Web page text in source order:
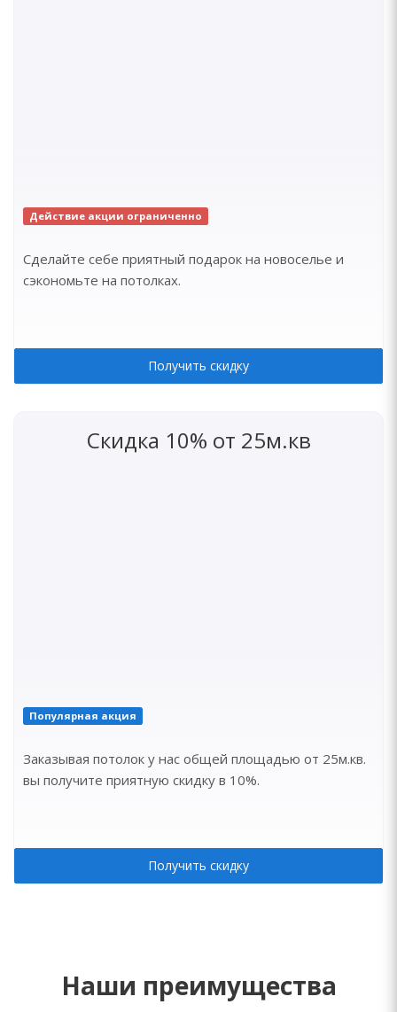
Действие акции ограниченно
Сделайте себе приятный подарок на новоселье и
сэкономьте на потолках.
Получить скидку
Скидка 10% от 25м.кв
Популярная акция
Заказывая потолок у нас общей площадью от 25м.кв.
вы получите приятную скидку в 10%.
Получить скидку
Наши преимущества